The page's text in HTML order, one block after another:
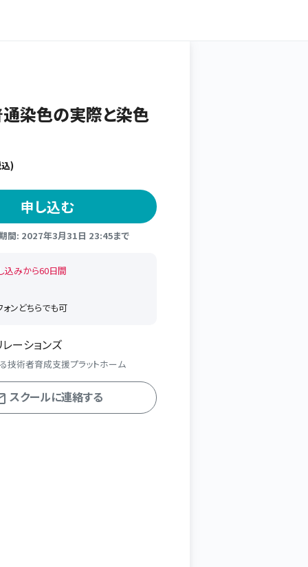
通染色の実際と染色
)
申し込む
間: 2027年3月31日 23:45まで
込みから60日間
ォンどちらでも可
ーションズ
技術者育成支援プラットホーム
スクールに連絡する